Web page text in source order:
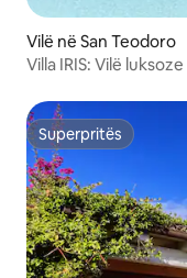
Vilë në San Teodoro
Villa IRIS: Vilë
Superpritës
Superpritës